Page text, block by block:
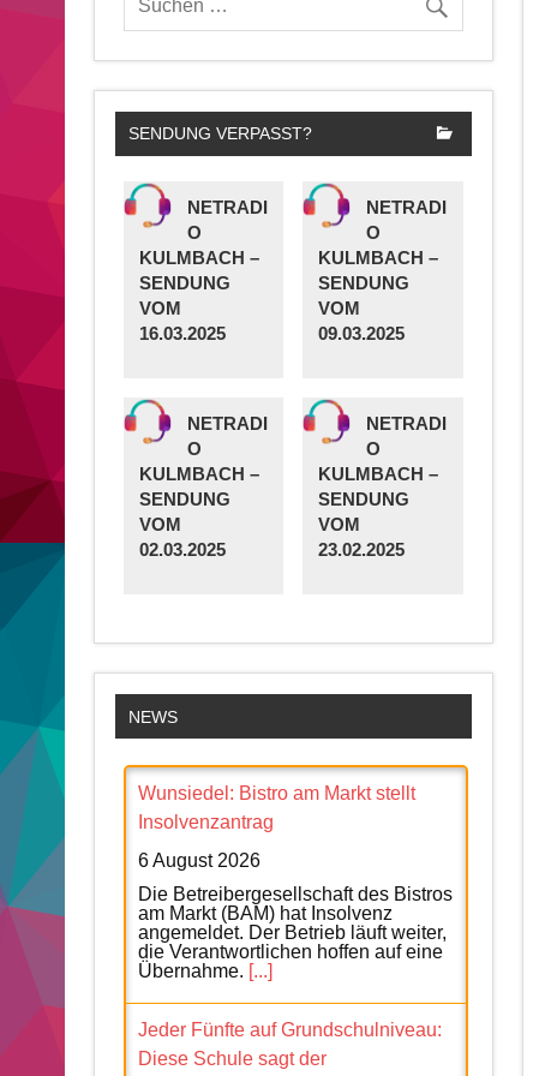
SENDUNG VERPASST?
NETRADI
O
KULMBACH –
SENDUNG
VOM
16.03.2025
NETRADI
O
KULMBACH –
SENDUNG
VOM
09.03.2025
NETRADI
O
KULMBACH –
SENDUNG
VOM
02.03.2025
NETRADI
O
KULMBACH –
SENDUNG
VOM
23.02.2025
NEWS
Wunsiedel: Bistro am Markt stellt
Insolvenzantrag
6 August 2026
Die Betreibergesellschaft des Bistros
am Markt (BAM) hat Insolvenz
angemeldet. Der Betrieb läuft weiter,
die Verantwortlichen hoffen auf eine
Übernahme. [...]
Jeder Fünfte auf Grundschulniveau:
Diese Schule sagt der